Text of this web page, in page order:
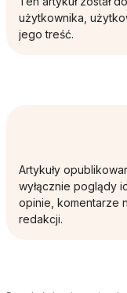
użytkownika,
jego treść.
Artykuły
wyłącznie poglądy
opinie, komentarze
redakcji.